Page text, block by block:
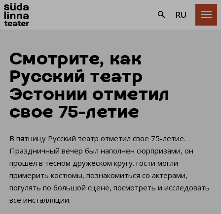
 RU
Смотрите, как
Русский театр
Эстонии отметил
свое 75-летие
В пятницу Русский театр отметил свое 75-летие.
Праздничный вечер был наполнен сюрпризами, он
прошел в тесном дружеском кругу. гости могли
примерить костюмы, познакомиться со актерами,
погулять по большой сцене, посмотреть и исследовать
все инсталляции.